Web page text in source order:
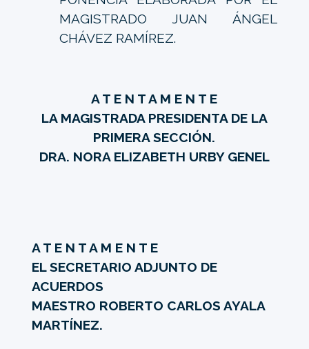
MAGISTRADO JUAN ÁNGEL
CHÁVEZ RAMÍREZ.
A T E N T A M E N T E
LA MAGISTRADA PRESIDENTA DE LA
PRIMERA SECCIÓN.
DRA. NORA ELIZABETH URBY GENEL
A T E N T A M E N T E
EL SECRETARIO ADJUNTO DE
ACUERDOS
MAESTRO ROBERTO CARLOS AYALA
MARTÍNEZ.